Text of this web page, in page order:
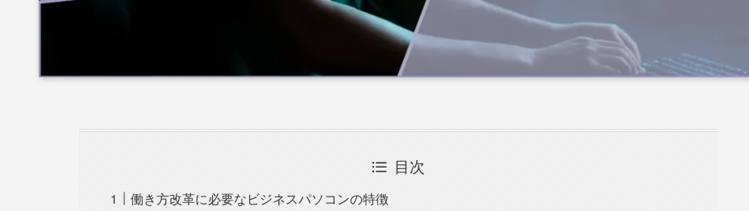
目次
働き方改革に必要なビジネスパソコンの特徴